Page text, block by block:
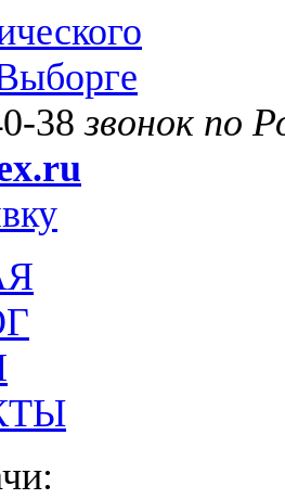
38звонок по